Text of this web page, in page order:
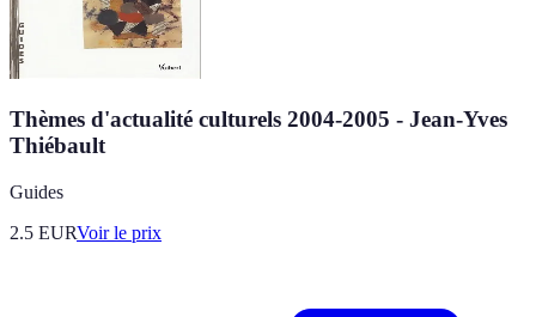
Thèmes d'actualité culturels 2004-2005 - Jean-Yves
Thiébault
Guides
2.5 EURVoir le prix